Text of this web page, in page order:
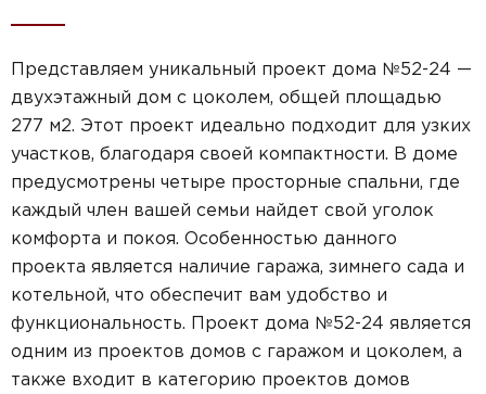
Представляем уникальный проект дома №52-24 —
двухэтажный дом с цоколем, общей площадью
277 м2. Этот проект идеально подходит для узких
участков, благодаря своей компактности. В доме
предусмотрены четыре просторные спальни, где
каждый член вашей семьи найдет свой уголок
комфорта и покоя. Особенностью данного
проекта является наличие гаража, зимнего сада и
котельной, что обеспечит вам удобство и
функциональность. Проект дома №52-24 является
одним из проектов домов с гаражом и цоколем, а
также входит в категорию проектов домов